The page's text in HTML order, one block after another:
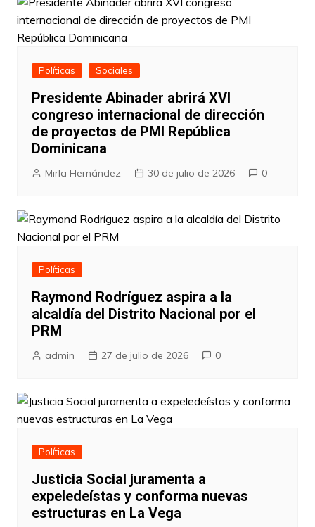
Políticas Sociales
Presidente Abinader abrirá XVI
congreso internacional de dirección
de proyectos de PMI República
Dominicana
Mirla Hernández 30 de julio de 2026 0
Políticas
Raymond Rodríguez aspira a la
alcaldía del Distrito Nacional por el
PRM
admin 27 de julio de 2026 0
Políticas
Justicia Social juramenta a
expeledeístas y conforma nuevas
estructuras en La Vega